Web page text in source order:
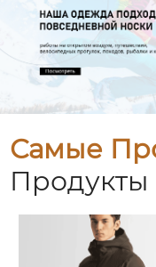
Самые
Продукты